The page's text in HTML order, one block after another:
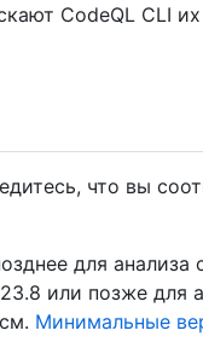
CodeQL CLI
что вы
для анализа
или позже для
Минимальные